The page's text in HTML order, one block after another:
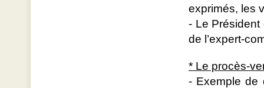
exprimés, les
- Le Président
de l’expert-
* Le procès-
- Exemple de